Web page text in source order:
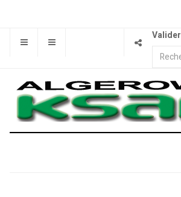
Valider